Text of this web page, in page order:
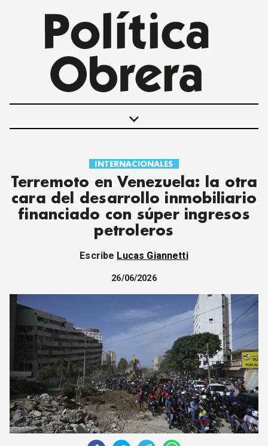
keyboard_arrow_down
POLÍTICAS
INTERNACIONALES
MOVIMIENTO OBRERO
MUJER
ECONOMÍA
JUVENTUD
CORREO DE LECTORES
DEBATE
ARCHIVO
DECLARACIONES
OPINIÓN
ALTAMIRA RESPONDE
Política Obrera Revista
CONTACTO
INTERNACIONALES
Terremoto en Venezuela: la otra
cara del desarrollo inmobiliario
financiado con súper ingresos
petroleros
Escribe Lucas Giannetti
26/06/2026